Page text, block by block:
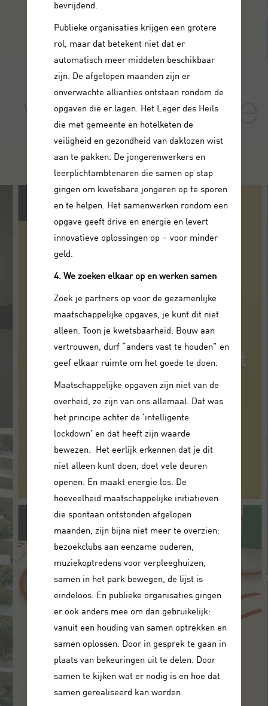
bevrijdend.
Publieke organisaties krijgen een grotere
rol, maar dat betekent niet dat er
automatisch meer middelen beschikbaar
zijn. De afgelopen maanden zijn er
onverwachte allianties ontstaan rondom de
opgaven die er lagen. Het Leger des Heils
die met gemeente en hotelketen de
veiligheid en gezondheid van daklozen wist
aan te pakken. De jongerenwerkers en
leerplichtambtenaren die samen op stap
gingen om kwetsbare jongeren op te sporen
en te helpen. Het samenwerken rondom een
opgave geeft drive en energie en levert
innovatieve oplossingen op – voor minder
geld.
4. We zoeken elkaar op en werken samen
Zoek je partners op voor de gezamenlijke
maatschappelijke opgaves, je kunt dit niet
alleen. Toon je kwetsbaarheid. Bouw aan
vertrouwen, durf “anders vast te houden” en
geef elkaar ruimte om het goede te doen.
Maatschappelijke opgaven zijn niet van de
overheid, ze zijn van ons allemaal. Dat was
het principe achter de ‘intelligente
lockdown’ en dat heeft zijn waarde
bewezen. Het eerlijk erkennen dat je dit
niet alleen kunt doen, doet vele deuren
openen. En maakt energie los. De
hoeveelheid maatschappelijke initiatieven
die spontaan ontstonden afgelopen
maanden, zijn bijna niet meer te overzien:
bezoekclubs aan eenzame ouderen,
muziekoptredens voor verpleeghuizen,
samen in het park bewegen, de lijst is
eindeloos. En publieke organisaties gingen
er ook anders mee om dan gebruikelijk:
vanuit een houding van samen optrekken en
samen oplossen. Door in gesprek te gaan in
plaats van bekeuringen uit te delen. Door
samen te kijken wat er nodig is en hoe dat
samen gerealiseerd kan worden.